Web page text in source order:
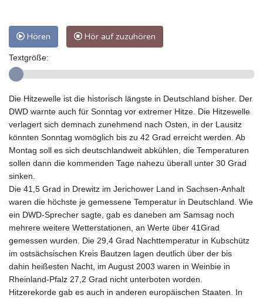
Hören Hör auf zuzuhören
Textgröße:
Die Hitzewelle ist die historisch längste in Deutschland bisher. Der
DWD warnte auch für Sonntag vor extremer Hitze. Die Hitzewelle
verlagert sich demnach zunehmend nach Osten, in der Lausitz
könnten Sonntag womöglich bis zu 42 Grad erreicht werden. Ab
Montag soll es sich deutschlandweit abkühlen, die Temperaturen
sollen dann die kommenden Tage nahezu überall unter 30 Grad
sinken.
Die 41,5 Grad in Drewitz im Jerichower Land in Sachsen-Anhalt
waren die höchste je gemessene Temperatur in Deutschland. Wie
ein DWD-Sprecher sagte, gab es daneben am Samsag noch
mehrere weitere Wetterstationen, an Werte über 41Grad
gemessen wurden. Die 29,4 Grad Nachttemperatur in Kubschütz
im ostsächsischen Kreis Bautzen lagen deutlich über der bis
dahin heißesten Nacht, im August 2003 waren in Weinbie in
Rheinland-Pfalz 27,2 Grad nicht unterboten worden.
Hitzerekorde gab es auch in anderen europäischen Staaten. In